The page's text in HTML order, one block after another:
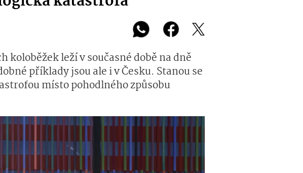
leží v současné době na dně
příklady jsou ale i v Česku. Stanou se
místo pohodlného způsobu